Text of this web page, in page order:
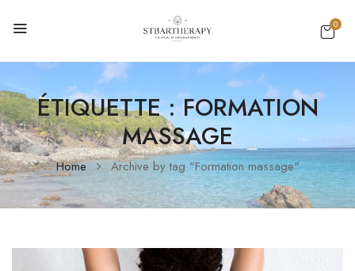
0
ÉTIQUETTE :FORMATION
MASSAGE
Home Archive by tag "Formation massage"